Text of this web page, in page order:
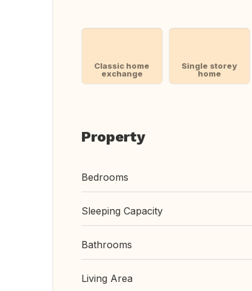
Classic home
exchange
Single storey
home
Property
Bedrooms
Sleeping Capacity
Bathrooms
Living Area